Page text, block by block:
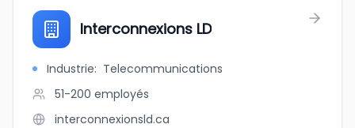
Interconnexions LD
Industrie: Telecommunications
51-200 employés
interconnexionsld.ca